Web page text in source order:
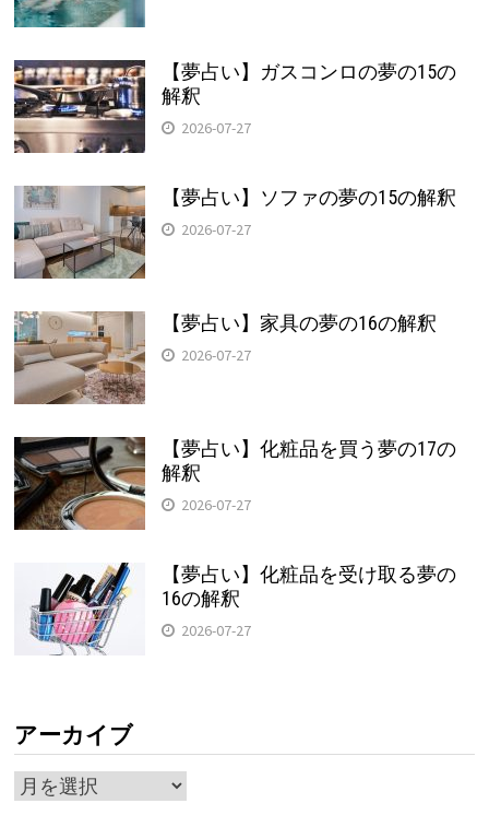
【夢占い】ガスコンロの夢の15の
解釈
2026-07-27
【夢占い】ソファの夢の15の解釈
2026-07-27
【夢占い】家具の夢の16の解釈
2026-07-27
【夢占い】化粧品を買う夢の17の
解釈
2026-07-27
【夢占い】化粧品を受け取る夢の
16の解釈
2026-07-27
アーカイブ
ア